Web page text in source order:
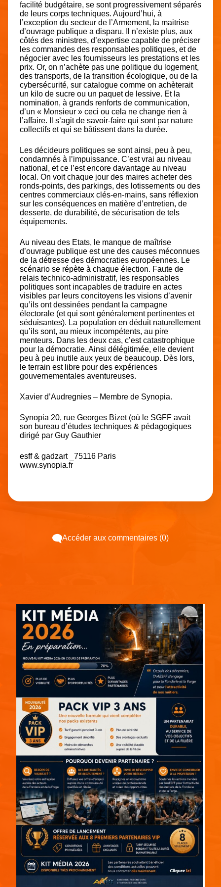
facilité budgétaire, se sont progressivement séparés
de leurs corps techniques. Aujourd’hui, à
l’exception du secteur de l’Armement, la maitrise
d’ouvrage publique a disparu. Il n’existe plus, aux
côtés des ministres, d’expertise capable de préciser
les commandes des responsables politiques, et de
négocier avec les fournisseurs les prestations et les
prix. Or, on n’achète pas une politique du logement,
des transports, de la transition écologique, ou de la
cybersécurité, sur catalogue comme on achèterait
un kilo de sucre ou un paquet de lessive. Et la
nomination, à grands renforts de communication,
d’un « Monsieur » ceci ou cela ne change rien à
l’affaire. Il s’agit de savoir-faire qui sont par nature
collectifs et qui se bâtissent dans la durée.
Les décideurs politiques se sont ainsi, peu à peu,
condamnés à l’impuissance. C’est vrai au niveau
national, et ce l’est encore davantage au niveau
local. On voit chaque jour des maires acheter des
ronds-points, des parkings, des lotissements ou des
centres commerciaux clés-en-mains, sans réflexion
sur les conséquences en matière d’entretien, de
desserte, de durabilité, de sécurisation de tels
équipements.
Au niveau des Etats, le manque de maîtrise
d’ouvrage publique est une des causes méconnues
de la détresse des démocraties européennes. Le
scénario se répète à chaque élection. Faute de
relais technico-administratif, les responsables
politiques sont incapables de traduire en actes
visibles par leurs concitoyens les visions d’avenir
qu’ils ont dessinées pendant la campagne
électorale (et qui sont généralement pertinentes et
séduisantes). La population en déduit naturellement
qu’ils sont, au mieux incompétents, au pire
menteurs. Dans les deux cas, c’est catastrophique
pour la démocratie. Ainsi délégitimée, elle devient
peu à peu inutile aux yeux de beaucoup. Dès lors,
le terrain est libre pour des expériences
gouvernementales aventureuses.
Xavier d’Audregnies – Membre de Synopia.
Synopia 20, rue Georges Bizet (où le SGFF avait
son bureau d’études techniques & pédagogiques
dirigé par Guy Gauthier
esff & gadzart _75116 Paris
www.synopia.fr
Accéder aux commentaires (0)